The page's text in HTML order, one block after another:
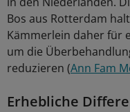
Bos aus Rotterdam
Kämmerlein daher für
um die
reduzieren (Ann Fam
Erhebliche